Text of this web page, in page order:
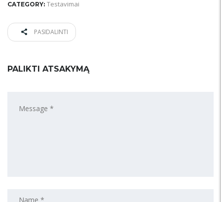
CATEGORY: Testavimai
PASIDALINTI
PALIKTI ATSAKYMĄ